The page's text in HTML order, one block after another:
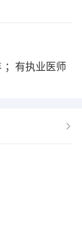
；有执业医师